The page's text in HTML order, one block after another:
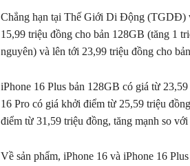
Chẳng hạn tại Thế Giới Di Động (TGDĐ)
15,99 triệu đồng cho bản 128GB (tăng 1
nguyên) và lên tới 23,99 triệu đồng cho
iPhone 16 Plus bản 128GB có giá từ
16 Pro có giá khởi điểm từ 25,59 triệu
điểm từ 31,59 triệu đồng, tăng mạnh so
Về sản phẩm, iPhone 16 và iPhone 16